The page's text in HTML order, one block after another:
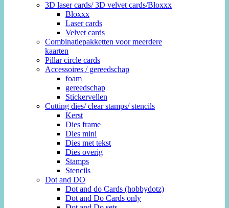
3D laser cards/ 3D velvet cards/Bloxxx
Bloxxx
Laser cards
Velvet cards
Combinatiepakketten voor meerdere
kaarten
Pillar circle cards
Accessoires / gereedschap
foam
gereedschap
Stickervellen
Cutting dies/ clear stamps/ stencils
Kerst
Dies frame
Dies mini
Dies met tekst
Dies overig
Stamps
Stencils
Dot and DO
Dot and do Cards (hobbydotz)
Dot and Do Cards only